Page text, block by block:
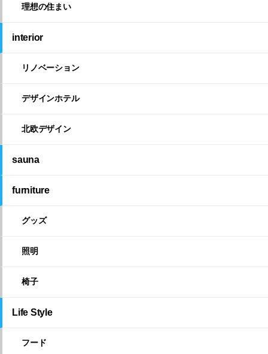
理想の住まい
interior
リノベーション
デザインホテル
北欧デザイン
sauna
furniture
グッズ
照明
椅子
Life Style
フード